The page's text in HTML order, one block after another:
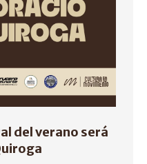
del verano será